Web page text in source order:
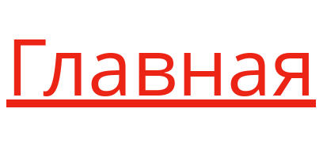
Главная